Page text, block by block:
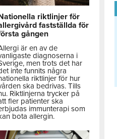
riktlinjer för
fastställda för
gången
är en av de
diagnoserna i
men trots det har
inte funnits några
riktlinjer för hur
ska bedrivas. Tills
Riktlinjerna trycker på
fler patienter ska
immunterapi som
bota allergin.